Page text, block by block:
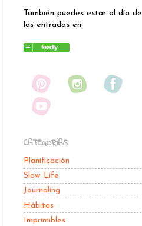
También puedes estar al día de
las entradas en:
CATEGORÍAS
Planificación
Slow Life
Journaling
Hábitos
Imprimibles